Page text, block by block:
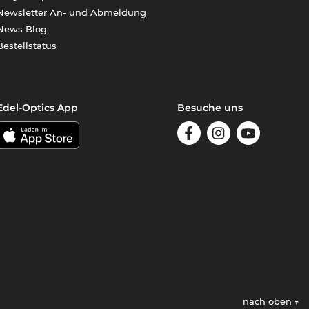
An- und Abmeldung
Blog
Optics App Besuche uns
nach oben